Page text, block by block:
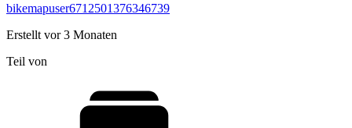
bikemapuser6712501376346739
Erstellt vor 3 Monaten
Teil von